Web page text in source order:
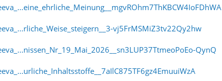
vj5FrMSMiZ3tv22Qy2hw
QynQ